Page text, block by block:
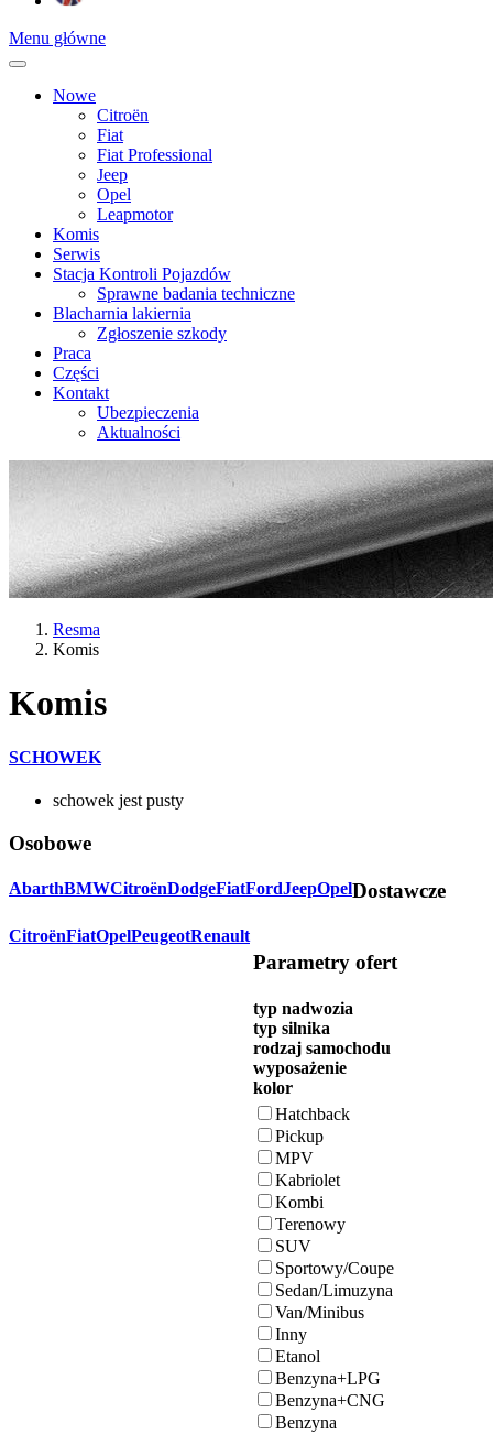
Menu główne
Nowe
Citroën
Fiat
Fiat Professional
Jeep
Opel
Leapmotor
Komis
Serwis
Stacja Kontroli Pojazdów
Sprawne badania techniczne
Blacharnia lakiernia
Zgłoszenie szkody
Praca
Części
Kontakt
Ubezpieczenia
Aktualności
Resma
Komis
Komis
SCHOWEK
schowek jest pusty
Osobowe
AbarthBMWCitroënDodgeFiatFordJeepOpelDostawcze
CitroënFiatOpelPeugeotRenault
Parametry ofert
typ nadwozia
typ silnika
rodzaj samochodu
wyposażenie
kolor
Hatchback
Pickup
MPV
Kabriolet
Kombi
Terenowy
SUV
Sportowy/Coupe
Sedan/Limuzyna
Van/Minibus
Inny
Etanol
Benzyna+LPG
Benzyna+CNG
Benzyna